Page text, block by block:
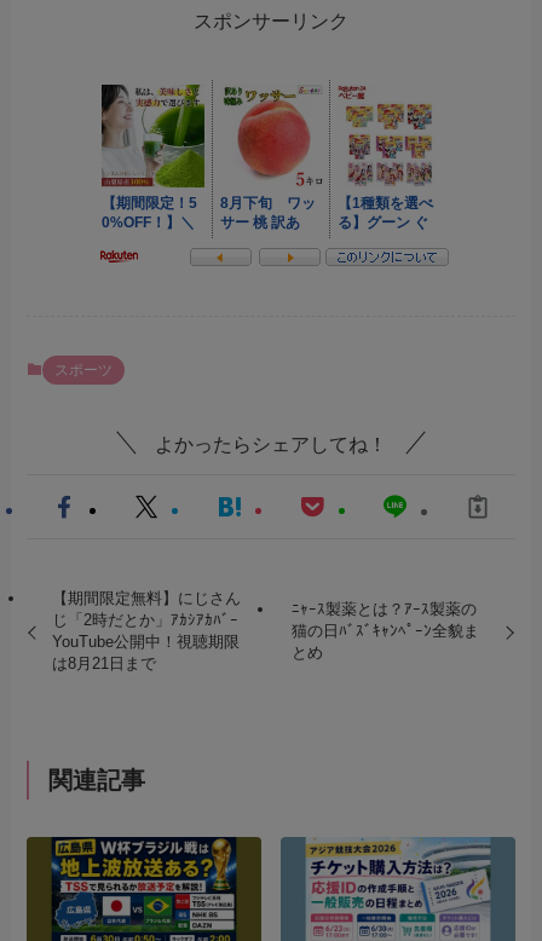
スポンサーリンク
スポーツ
よかったらシェアしてね！
【期間限定無料】にじさん
じ「2時だとか」ｱｶｼｱｶﾊﾞｰ
YouTube公開中！視聴期限
は8月21日まで
ﾆｬｰｽ製薬とは？ｱｰｽ製薬の
猫の日ﾊﾞｽﾞｷｬﾝﾍﾟｰﾝ全貌ま
とめ
関連記事